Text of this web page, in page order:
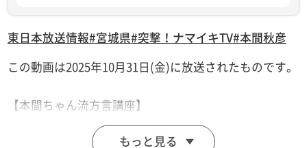
東日本放送情報#宮城県#突撃！ナマイキTV#本間秋彦
この動画は2025年10月31日(金)に放送されたものです。
【本間ちゃん流方言講座】
これであなたも方言の達人！？知って納得、聞いて爆
もっと見る